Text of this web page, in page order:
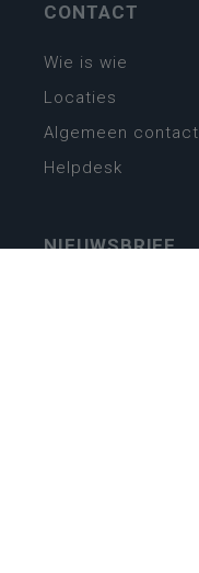
CONTACT
Wie is wie
Locaties
Algemeen contact
Helpdesk
NIEUWSBRIEF